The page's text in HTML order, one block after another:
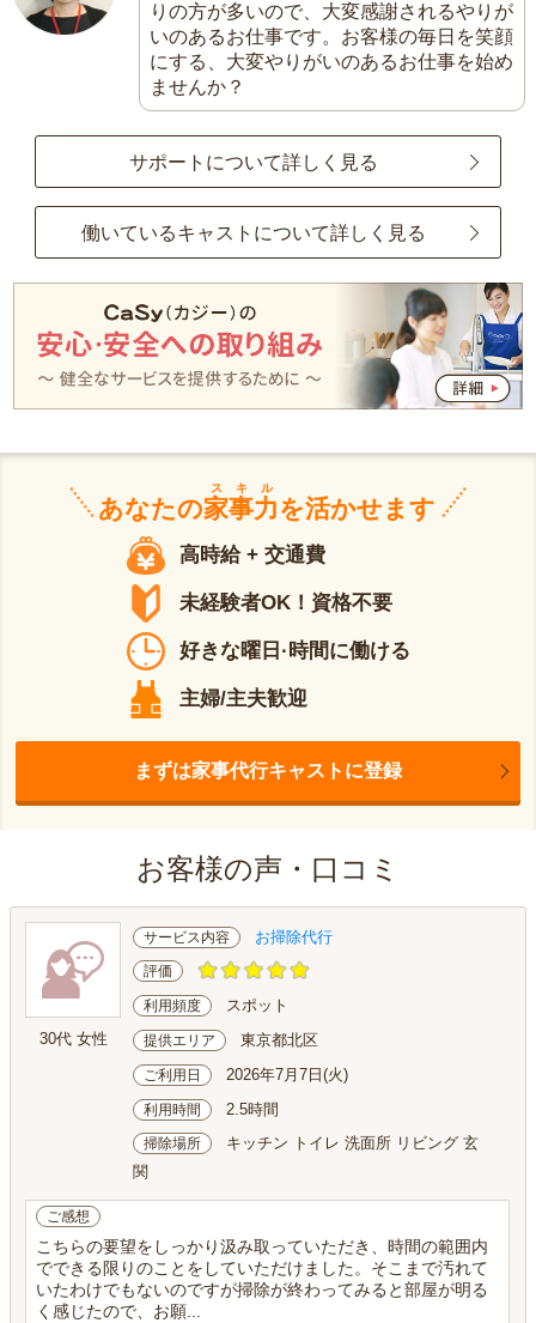
りの方が多いので、大変感謝されるやりが
いのあるお仕事です。お客様の毎日を笑顔
にする、大変やりがいのあるお仕事を始め
ませんか？
サポートについて詳しく見る
働いているキャストについて詳しく見る
あなたの家事力
スキル
を活かせます
高時給 + 交通費
未経験者OK！資格不要
好きな曜日·時間に働ける
主婦/主夫歓迎
まずは家事代行キャストに登録
お客様の声・口コミ
30代 女性
サービス内容 お掃除代行
評価
利用頻度 スポット
提供エリア 東京都北区
ご利用日 2026年7月7日(火)
利用時間 2.5時間
掃除場所
キッチン トイレ 洗面所 リビング 玄
関
ご感想
こちらの要望をしっかり汲み取っていただき、時間の範囲内
でできる限りのことをしていただけました。そこまで汚れて
いたわけでもないのですが掃除が終わってみると部屋が明る
く感じたので、お願...